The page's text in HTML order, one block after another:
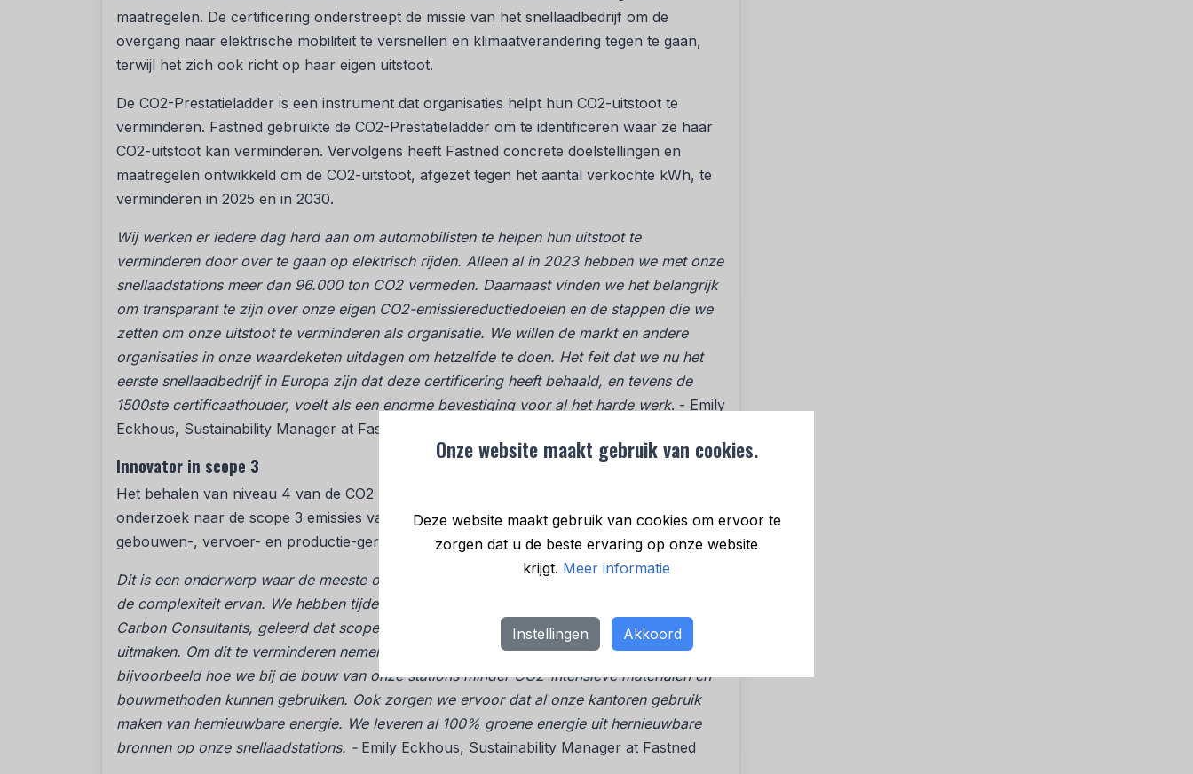
Onze website maakt gebruik van cookies.
Deze website maakt gebruik van cookies om ervoor te
zorgen dat u de beste ervaring op onze website
krijgt. Meer informatie
Instellingen Akkoord
maatregelen. De certificering onderstreept de missie van het snellaadbedrijf om de
overgang naar elektrische mobiliteit te versnellen en klimaatverandering tegen te gaan,
terwijl het zich ook richt op haar eigen uitstoot.
De CO2-Prestatieladder is een instrument dat organisaties helpt hun CO2-uitstoot te
verminderen. Fastned gebruikte de CO2-Prestatieladder om te identificeren waar ze haar
CO2-uitstoot kan verminderen. Vervolgens heeft Fastned concrete doelstellingen en
maatregelen ontwikkeld om de CO2-uitstoot, afgezet tegen het aantal verkochte kWh, te
verminderen in 2025 en in 2030.
Wij werken er iedere dag hard aan om automobilisten te helpen hun uitstoot te
verminderen door over te gaan op elektrisch rijden. Alleen al in 2023 hebben we met onze
snellaadstations meer dan 96.000 ton CO2 vermeden. Daarnaast vinden we het belangrijk
om transparant te zijn over onze eigen CO2-emissiereductiedoelen en de stappen die we
zetten om onze uitstoot te verminderen als organisatie. We willen de markt en andere
organisaties in onze waardeketen uitdagen om hetzelfde te doen. Het feit dat we nu het
eerste snellaadbedrijf in Europa zijn dat deze certificering heeft behaald, en tevens de
1500ste certificaathouder, voelt als een enorme bevestiging voor al het harde werk. - Emily
Eckhous, Sustainability Manager at Fastned
Innovator in scope 3
Het behalen van niveau 4 van de CO2 Prestatieladder certificering vereiste een uitgebreid
onderzoek naar de scope 3 emissies van Fastned. Dit is de uitstoot door eigen
gebouwen-, vervoer- en productie-gerelateerde activiteiten.
Dit is een onderwerp waar de meeste organisaties nog niet veel mee bezig zijn vanwege
de complexiteit ervan. We hebben tijdens dit proces, wat ondersteund werd door Dutch
Carbon Consultants, geleerd dat scope 3 emissies het grootste deel van onze uitstoot
uitmaken. Om dit te verminderen nemen we nu concrete maatregelen. We kijken
bijvoorbeeld hoe we bij de bouw van onze stations minder CO2-intensieve materialen en
bouwmethoden kunnen gebruiken. Ook zorgen we ervoor dat al onze kantoren gebruik
maken van hernieuwbare energie. We leveren al 100% groene energie uit hernieuwbare
bronnen op onze snellaadstations. - Emily Eckhous, Sustainability Manager at Fastned